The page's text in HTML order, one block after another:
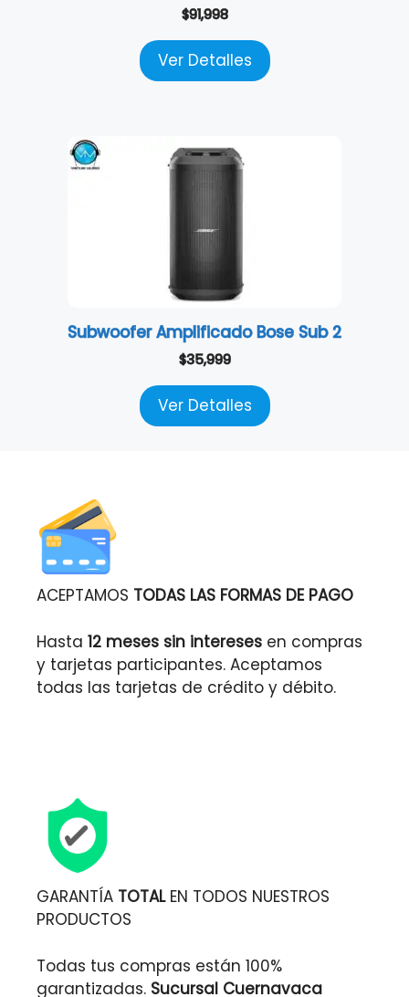
$91,998
Ver Detalles
Subwoofer Amplificado Bose Sub 2
$35,999
Ver Detalles
ACEPTAMOS TODAS LAS FORMAS DE PAGO
Hasta 12 meses sin intereses en compras
y tarjetas participantes. Aceptamos
todas las tarjetas de crédito y débito.
GARANTÍA TOTALEN TODOS NUESTROS
PRODUCTOS
Todas tus compras están 100%
garantizadas. Sucursal Cuernavaca